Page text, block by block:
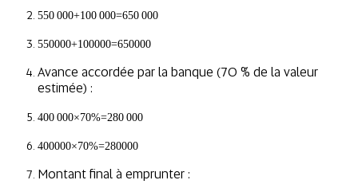
550 000+100 000=650 000
550000+100000=650000
Avance accordée par la banque (70 % de la valeur
estimée) :
400 000×70%=280 000
400000×70%=280000
Montant final à emprunter :